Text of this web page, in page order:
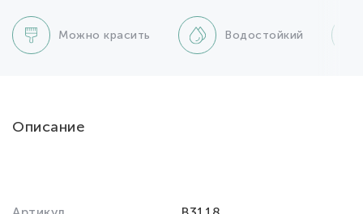
Можно красить Водостойкий
Описание